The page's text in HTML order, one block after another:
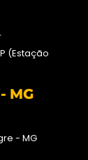
(Estação
MG
- MG